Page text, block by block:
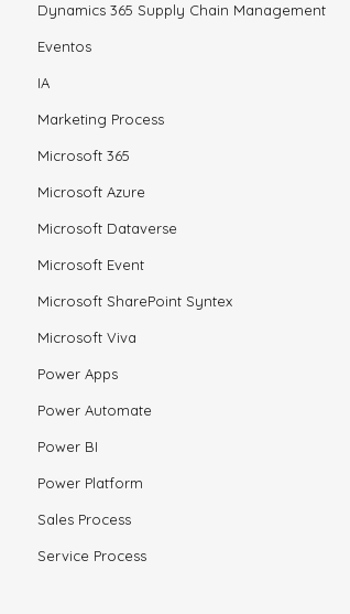
Dynamics 365 Supply Chain Management
Eventos
IA
Marketing Process
Microsoft 365
Microsoft Azure
Microsoft Dataverse
Microsoft Event
Microsoft SharePoint Syntex
Microsoft Viva
Power Apps
Power Automate
Power BI
Power Platform
Sales Process
Service Process